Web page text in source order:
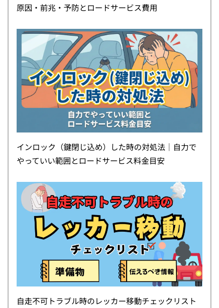
原因・前兆・予防とロードサービス費用
インロック（鍵閉じ込め）した時の対処法｜自力で
やっていい範囲とロードサービス料金目安
自走不可トラブル時のレッカー移動チェックリスト